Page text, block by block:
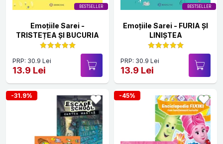
BESTSELLER
Emoțiile Sarei -
TRISTEȚEA ȘI BUCURIA
PRP: 30.9 Lei
13.9 Lei
BESTSELLER
Emoțiile Sarei - FURIA ȘI
LINIȘTEA
PRP: 30.9 Lei
13.9 Lei
-31.9% -45%